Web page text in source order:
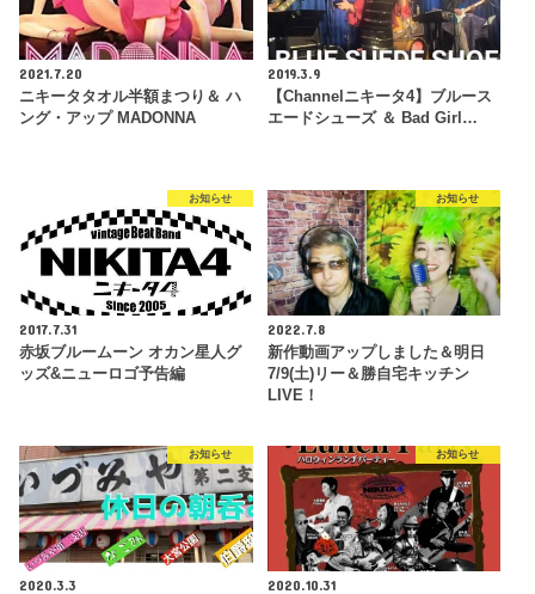
2021.7.20
ニキータタオル半額まつり＆ ハ
ング・アップ MADONNA
2019.3.9
【Channelニキータ4】ブルース
エードシューズ ＆ Bad Girl…
お知らせ
2017.7.31
赤坂ブルームーン オカン星人グ
ッズ&ニューロゴ予告編
お知らせ
2022.7.8
新作動画アップしました＆明日
7/9(土)リー＆勝自宅キッチン
LIVE！
お知らせ
2020.3.3
お知らせ
2020.10.31